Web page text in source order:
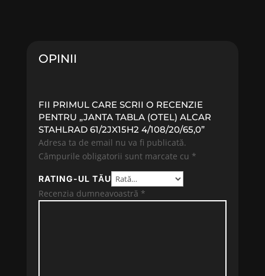
OPINII
FII PRIMUL CARE SCRII O RECENZIE
PENTRU „JANTA TABLA (OTEL) ALCAR
STAHLRAD 61/2JX15H2 4/108/20/65,0”
Adresa ta de email nu va fi publicată.
Câmpurile obligatorii sunt marcate cu *
RATING-UL TĂU
Recenzia dumneavoastră *